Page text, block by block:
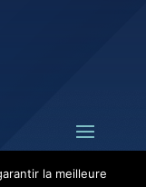
la meilleure